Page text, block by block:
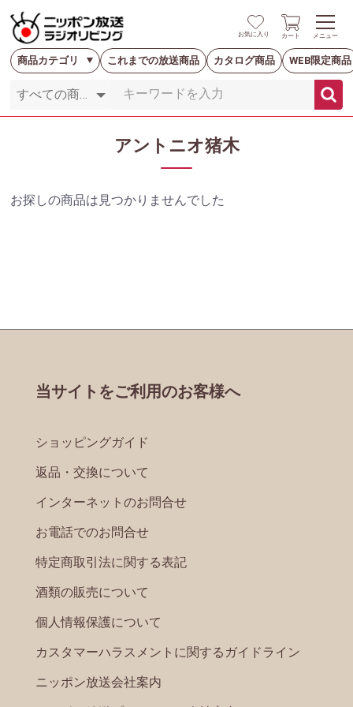
お気に入り カート メニュー
商品カテゴリ これまでの放送商品 カタログ商品 WEB限定商品
アントニオ猪木
お探しの商品は見つかりませんでした
当サイトをご利用のお客様へ
ショッピングガイド
返品・交換について
インターネットのお問合せ
お電話でのお問合せ
特定商取引法に関する表記
酒類の販売について
個人情報保護について
カスタマーハラスメントに関するガイドライン
ニッポン放送会社案内